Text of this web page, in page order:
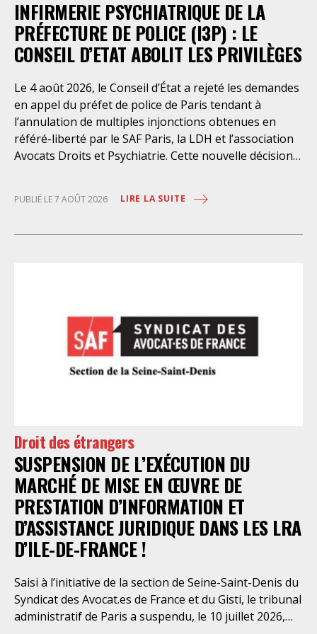
INFIRMERIE PSYCHIATRIQUE DE LA
PRÉFECTURE DE POLICE (I3P) : LE
CONSEIL D’ETAT ABOLIT LES PRIVILÈGES
Le 4 août 2026, le Conseil d’État a rejeté les demandes
en appel du préfet de police de Paris tendant à
l’annulation de multiples injonctions obtenues en
référé-liberté par le SAF Paris, la LDH et l’association
Avocats Droits et Psychiatrie. Cette nouvelle décision
personnes retenues à l’infirmerie psychiatrique de la
préfecture de police de Paris. Près d’ici mais loin des
en évidence des violations graves des droits les plus
élémentaires. Saisi par le SAF Paris et la LDH, avec
l’intervention volontaire de l’association Avocats
Droits et Psychiatrie, le tribunal administratif de Paris
Paris en avait interjeté appel. Par ordonnance du 4
août dernier, le Conseil d’Etat a aboli les privilèges
dont l’infirmerie psychiatrique de la préfecture de
police a depuis trop longtemps
PUBLIÉ LE 7 AOÛT 2026 LIRE LA SUITE
Droit des étrangers
SUSPENSION DE L’EXÉCUTION DU
MARCHÉ DE MISE EN ŒUVRE DE
PRESTATION D’INFORMATION ET
D’ASSISTANCE JURIDIQUE DANS LES LRA
D’ILE-DE-FRANCE !
Saisi à l’initiative de la section de Seine-Saint-Denis du
Syndicat des Avocat.es de France et du Gisti, le tribunal
administratif de Paris a suspendu, le 10 juillet 2026,